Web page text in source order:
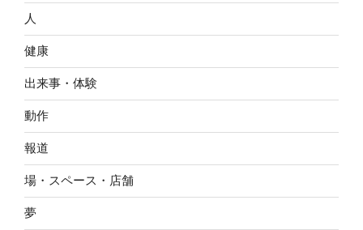
人
健康
出来事・体験
動作
報道
場・スペース・店舗
夢